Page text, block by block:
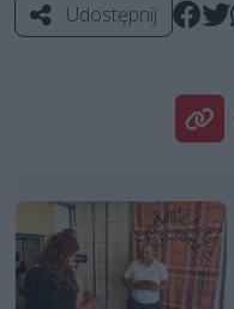
Udostępnij